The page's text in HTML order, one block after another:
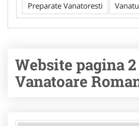
Preparate Vanatoresti
Website pagina
Vanatoare